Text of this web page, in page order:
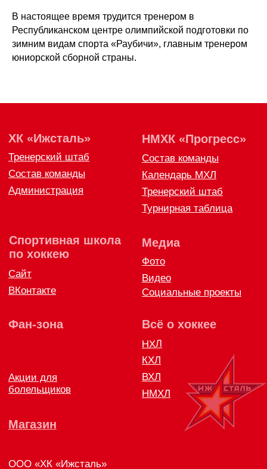
В настоящее время трудится тренером в
Республиканском центре олимпийской подготовки по
зимним видам спорта «Раубичи», главным тренером
юниорской сборной страны.